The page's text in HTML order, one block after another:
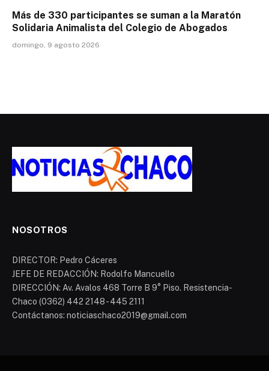
Más de 330 participantes se suman a la Maratón
Solidaria Animalista del Colegio de Abogados
domingo, 9 agosto 2026
NOSOTROS
DIRECTOR: Pedro Cáceres
JEFE DE REDACCIÓN: Rodolfo Mancuello
DIRECCIÓN: Av. Avalos 468 Torre B 9° Piso. Resistencia-
Chaco (0362) 442 2148 - 445 2111
Contáctanos: noticiaschaco2019@gmail.com